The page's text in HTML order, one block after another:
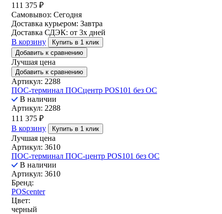
111 375 ₽
Самовывоз: Сегодня
Доставка курьером: Завтра
Доставка СДЭК: от 3х дней
В корзину
Купить в 1 клик
Добавить к сравнению
Лучшая цена
Добавить к сравнению
Артикул: 2288
ПОС-терминал ПОСцентр POS101 без ОС
В наличии
Артикул: 2288
111 375 ₽
В корзину
Купить в 1 клик
Лучшая цена
Артикул: 3610
ПОС-терминал ПОС-центр POS101 без ОС
В наличии
Артикул: 3610
Бренд:
POScenter
Цвет:
черный